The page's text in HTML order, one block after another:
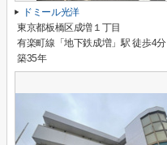
ドミール光洋
東京都板橋区成増１丁目
有楽町線「地下鉄成増」駅 徒歩4分
築35年